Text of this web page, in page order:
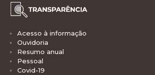
Acesso à informação
Ouvidoria
Resumo anual
Pessoal
Covid-19